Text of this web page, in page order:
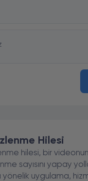
Hilesi
hilesi, bir videonun
sayısını yapay
yönelik uygulama,